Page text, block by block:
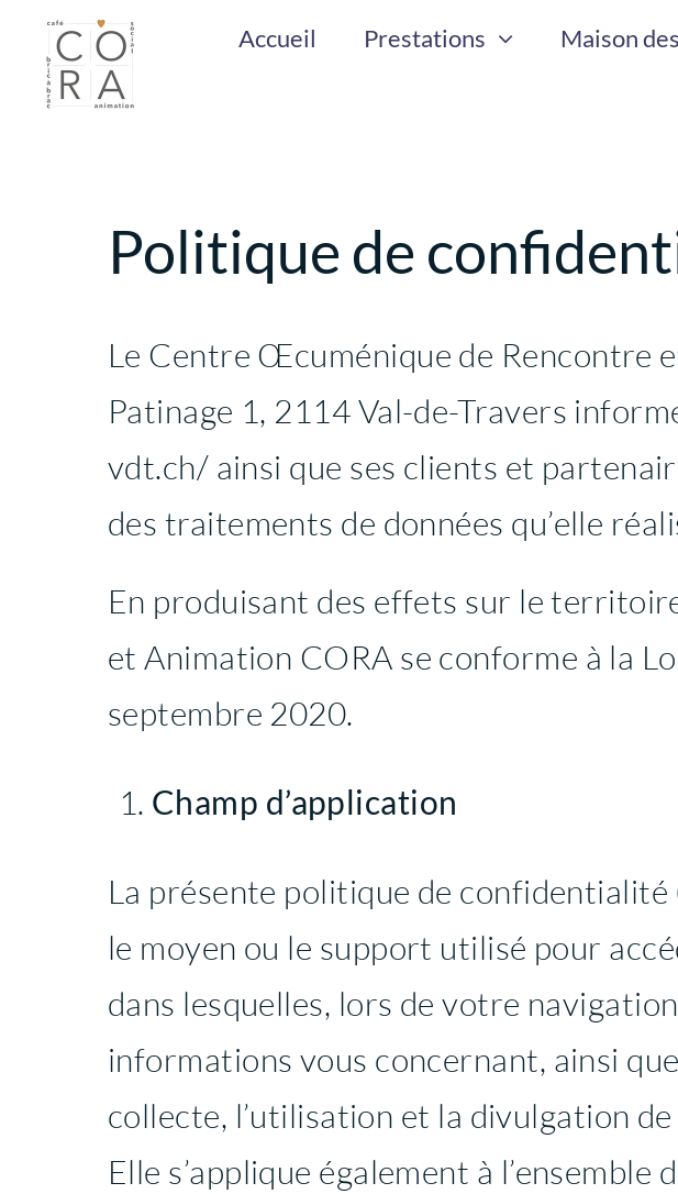
Passer
Accueil Prestations Maison
Politique de
Le Centre Œcuménique de Rencontre
Patinage 1, 2114 Val-de-Travers
vdt.ch/ ainsi que ses clients et
des traitements de données qu’elle
En produisant des effets sur le
et Animation CORA se conforme à la
septembre 2020.
Champ d’application
La présente politique de confidentialité
le moyen ou le support utilisé pour
dans lesquelles, lors de votre
informations vous concernant, ainsi
collecte, l’utilisation et la divulgation
Elle s’applique également à